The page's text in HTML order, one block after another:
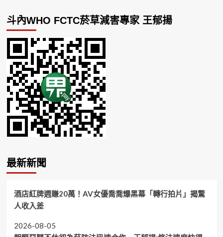
斗內WHO FCTC菸草減害專家 王郁揚
最新新聞
酒店紅牌週賺20萬！AV女優喬喬爆黑幕「轉行拍片」揭驚
人收入差
2026-08-05